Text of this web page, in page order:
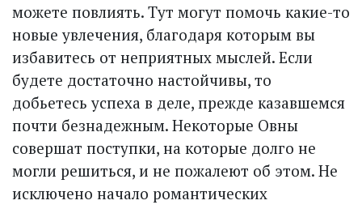
можете повлиять. Тут могут помочь какие-то
новые увлечения, благодаря которым вы
избавитесь от неприятных мыслей. Если
будете достаточно настойчивы, то
добьетесь успеха в деле, прежде казавшемся
почти безнадежным. Некоторые Овны
совершат поступки, на которые долго не
могли решиться, и не пожалеют об этом. Не
исключено начало романтических